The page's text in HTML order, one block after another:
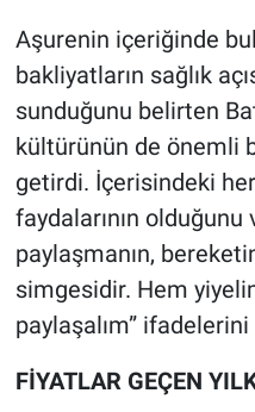
Aşurenin içeriğinde
bakliyatların sağlık
sunduğunu belirten
kültürünün de önemli
getirdi. İçerisindeki
faydalarının olduğunu
paylaşmanın,
simgesidir. Hem
paylaşalım” ifadelerini
FİYATLAR GEÇEN